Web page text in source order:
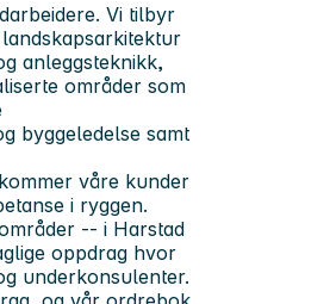
Vi tilbyr
anleggsteknikk,
områder som
byggeledelse samt
våre kunder
i ryggen.
-- i Harstad
oppdrag hvor
underkonsulenter.